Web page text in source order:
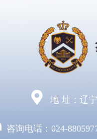
地 址：辽
咨询电话：024-